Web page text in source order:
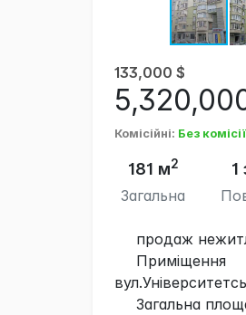
133,000 $
Комісійні: Без комісії
181 м2
Загальна
1
продаж
Загальна